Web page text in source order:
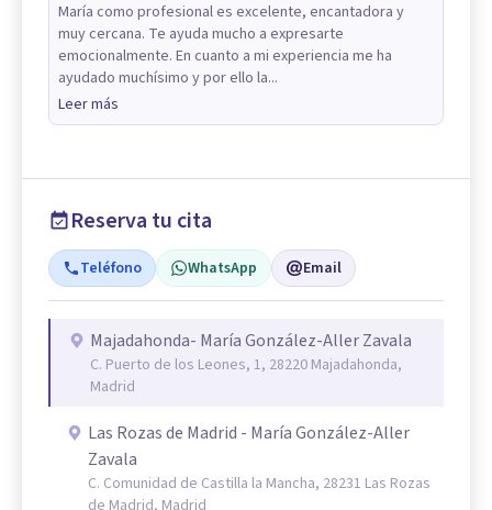
María como profesional es excelente, encantadora y
muy cercana. Te ayuda mucho a expresarte
emocionalmente. En cuanto a mi experiencia me ha
ayudado muchísimo y por ello la...
Leer más
Reserva tu cita
Teléfono WhatsApp Email
Majadahonda- María González-Aller Zavala
C. Puerto de los Leones, 1, 28220 Majadahonda,
Madrid
Las Rozas de Madrid - María González-Aller
Zavala
C. Comunidad de Castilla la Mancha, 28231 Las Rozas
de Madrid, Madrid